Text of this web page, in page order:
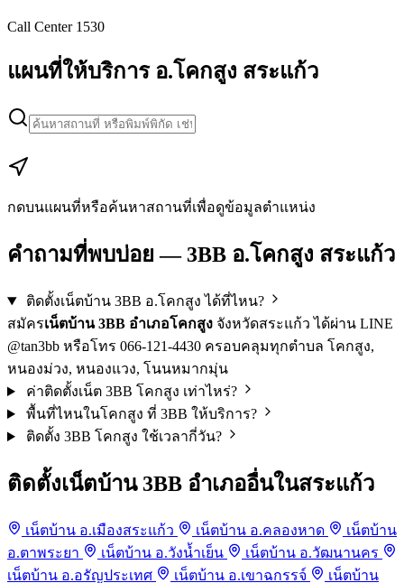
Call Center 1530
แผนที่ให้บริการ อ.โคกสูง สระแก้ว
+
กดบนแผนที่หรือค้นหาสถานที่เพื่อดูข้อมูลตำแหน่ง
คำถามที่พบบ่อย — 3BB อ.โคกสูง สระแก้ว
ติดตั้งเน็ตบ้าน 3BB อ.โคกสูง ได้ที่ไหน?
สมัครเน็ตบ้าน 3BB อำเภอโคกสูง จังหวัดสระแก้ว ได้ผ่าน LINE
@tan3bb หรือโทร 066-121-4430 ครอบคลุมทุกตำบล โคกสูง,
หนองม่วง, หนองแวง, โนนหมากมุ่น
ค่าติดตั้งเน็ต 3BB โคกสูง เท่าไหร่?
พื้นที่ไหนในโคกสูง ที่ 3BB ให้บริการ?
ติดตั้ง 3BB โคกสูง ใช้เวลากี่วัน?
ติดตั้งเน็ตบ้าน 3BB อำเภออื่นในสระแก้ว
เน็ตบ้าน อ.เมืองสระแก้ว เน็ตบ้าน อ.คลองหาด
เน็ตบ้าน
อ.ตาพระยา
เน็ตบ้าน อ.วังน้ำเย็น
เน็ตบ้าน อ.วัฒนานคร
เน็ตบ้าน อ.อรัญประเทศ
เน็ตบ้าน อ.เขาฉกรรจ์ เน็ตบ้าน